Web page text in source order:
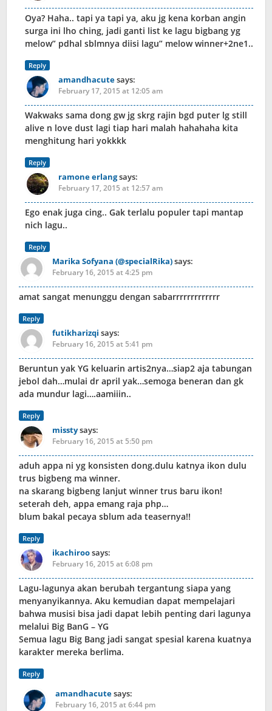
Oya? Haha.. tapi ya tapi ya, aku jg kena korban angin
surga ini lho ching, jadi ganti list ke lagu bigbang yg
melow” pdhal sblmnya diisi lagu” melow winner+2ne1..
Reply
amandhacutesays:
February 17, 2015 at 12:05 am
Wakwaks sama dong gw jg skrg rajin bgd puter lg still
alive n love dust lagi tiap hari malah hahahaha kita
menghitung hari yokkkk
Reply
ramone erlangsays:
February 17, 2015 at 12:57 am
Ego enak juga cing.. Gak terlalu populer tapi mantap
nich lagu..
Reply
Marika Sofyana (@specialRika)says:
February 16, 2015 at 4:25 pm
amat sangat menunggu dengan sabarrrrrrrrrrrrr
Reply
futikharizqi says:
February 16, 2015 at 5:41 pm
Beruntun yak YG keluarin artis2nya…siap2 aja tabungan
jebol dah…mulai dr april yak…semoga beneran dan gk
ada mundur lagi….aamiiin..
Reply
misstysays:
February 16, 2015 at 5:50 pm
aduh appa ni yg konsisten dong.dulu katnya ikon dulu
trus bigbeng ma winner.
na skarang bigbeng lanjut winner trus baru ikon!
seterah deh, appa emang raja php…
blum bakal pecaya sblum ada teasernya!!
Reply
ikachiroosays:
February 16, 2015 at 6:08 pm
Lagu-lagunya akan berubah tergantung siapa yang
menyanyikannya. Aku kemudian dapat mempelajari
bahwa musisi bisa jadi dapat lebih penting dari lagunya
melalui Big BanG – YG
Semua lagu Big Bang jadi sangat spesial karena kuatnya
karakter mereka berlima.
Reply
amandhacutesays:
February 16, 2015 at 6:44 pm